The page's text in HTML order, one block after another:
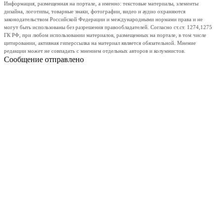
Информация, размещенная на портале, а именно: текстовые материалы, элементы
дизайна, логотипы, товарные знаки, фотографии, видео и аудио охраняются
законодательством Российской Федерации и международными нормами права и не
могут быть использованы без разрешения правообладателей. Согласно ст.ст. 1274,1275
ГК РФ, при любом использовании материалов, размещенных на портале, в том числе
цитировании, активная гиперссылка на материал является обязательной. Мнение
редакции может не совпадать с мнением отдельных авторов и колумнистов.
Сообщение отправлено